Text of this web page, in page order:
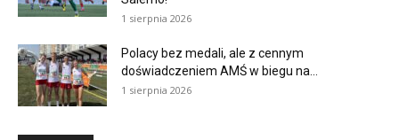
1 sierpnia 2026
Polacy bez medali, ale z cennym
doświadczeniem AMŚ w biegu na...
1 sierpnia 2026